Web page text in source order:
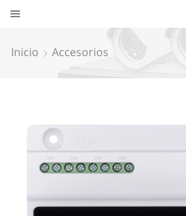
Inicio Accesorios